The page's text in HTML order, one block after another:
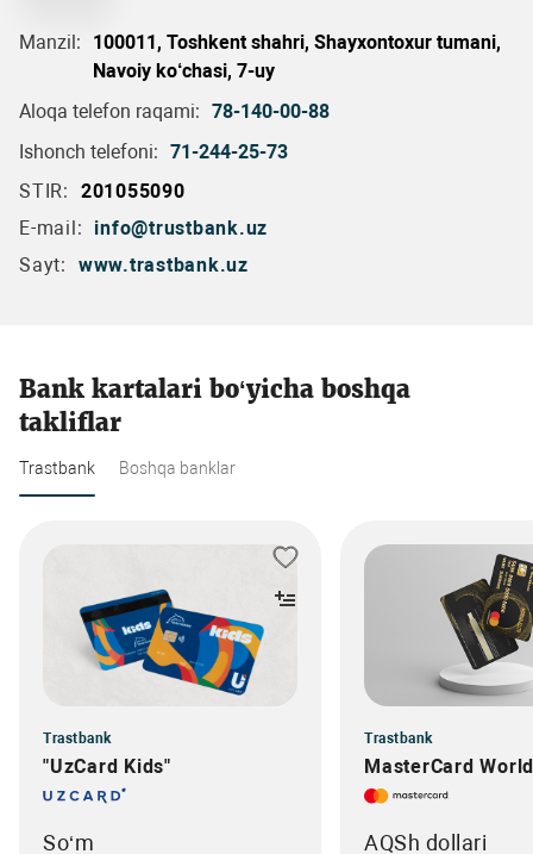
Manzil:
100011, Toshkent shahri, Shayxontoxur tumani,
Navoiy ko‘chasi, 7-uy
Aloqa telefon raqami: 78-140-00-88
Ishonch telefoni: 71-244-25-73
STIR:
201055090
E-mail:
info@trustbank.uz
Sayt:
www.trastbank.uz
Bank kartalari bo‘yicha boshqa
takliflar
Trastbank Boshqa banklar
Trastbank
"UzCard Kids"
So‘m
Trastbank
MasterCard
AQSh dollari